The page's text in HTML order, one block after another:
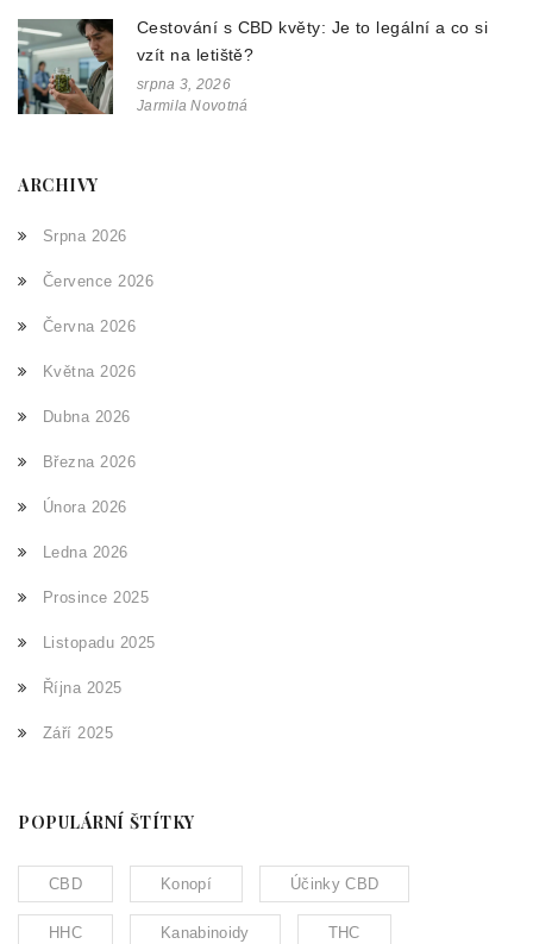
Cestování s CBD květy: Je to legální a co si
vzít na letiště?
srpna 3, 2026
Jarmila Novotná
ARCHIVY
Srpna 2026
Července 2026
Června 2026
Května 2026
Dubna 2026
Března 2026
Února 2026
Ledna 2026
Prosince 2025
Listopadu 2025
Října 2025
Září 2025
POPULÁRNÍ ŠTÍTKY
CBD Konopí Účinky CBD
HHC Kanabinoidy THC